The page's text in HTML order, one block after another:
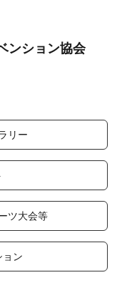
ンション協会
リー
ツ大会等
ョン